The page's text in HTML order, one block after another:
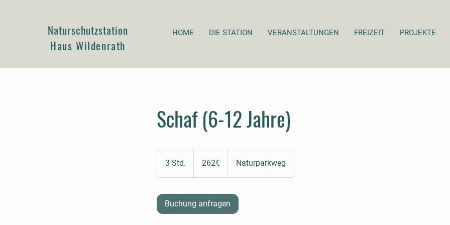
Naturschutzstation
Haus Wildenrath
HOME DIE STATION VERANSTALTUNGEN FREIZEIT PROJEKTE
Schaf (6-12 Jahre)
3 Std.
S
262€ Naturparkweg
Buchung anfragen